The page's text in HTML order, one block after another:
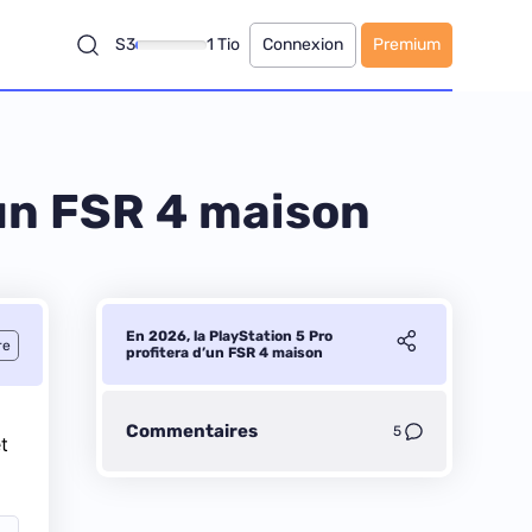
S3 1 Tio Connexion Premium
FSR 4 maison
En 2026, la PlayStation 5 Pro
profitera d’un FSR 4 maison
Commentaires 5